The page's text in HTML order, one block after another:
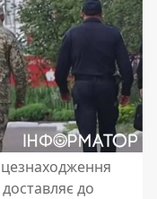
до